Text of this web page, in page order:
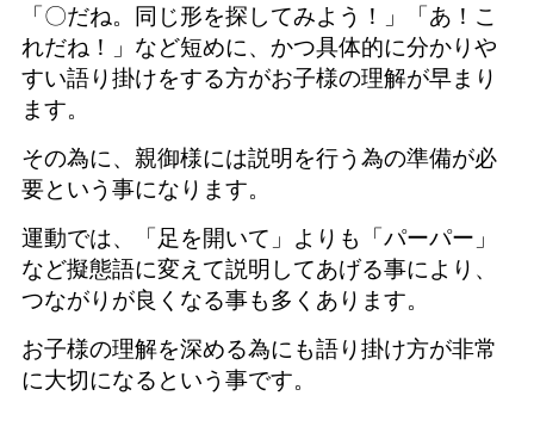
「〇だね。同じ形を探してみよう！」「あ！こ
れだね！」など短めに、かつ具体的に分かりや
すい語り掛けをする方がお子様の理解が早まり
ます。
その為に、親御様には説明を行う為の準備が必
要という事になります。
運動では、「足を開いて」よりも「パーパー」
など擬態語に変えて説明してあげる事により、
つながりが良くなる事も多くあります。
お子様の理解を深める為にも語り掛け方が非常
に大切になるという事です。